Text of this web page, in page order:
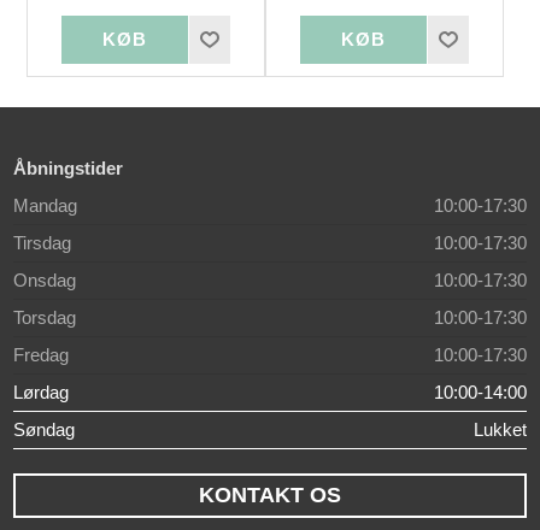
Åbningstider
Mandag
10:00-17:30
Tirsdag
10:00-17:30
Onsdag
10:00-17:30
Torsdag
10:00-17:30
Fredag
10:00-17:30
Lørdag
10:00-14:00
Søndag
Lukket
KONTAKT OS